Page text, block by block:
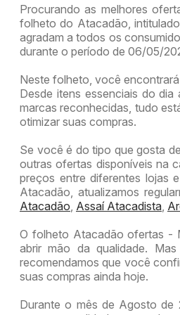
Procurando as melhores
folheto do Atacadão,
agradam a todos os
durante o período de 06/05/
Neste folheto, você
Desde itens essenciais do
marcas reconhecidas, tudo
otimizar suas compras.
Se você é do tipo que gosta
outras ofertas disponíveis na
preços entre diferentes lojas
Atacadão, atualizamos
Atacadão Assaí Atacadista
O folheto Atacadão ofertas -
abrir mão da qualidade.
recomendamos que você
suas compras ainda hoje.
Durante o mês de Agosto de